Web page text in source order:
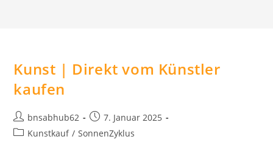
Kunst | Direkt vom Künstler
kaufen
Beitrags-
Autor:
bnsabhub62
Beitrag
veröffentlicht:
7. Januar 2025
Beitrags-
Kunstkauf / SonnenZyklus